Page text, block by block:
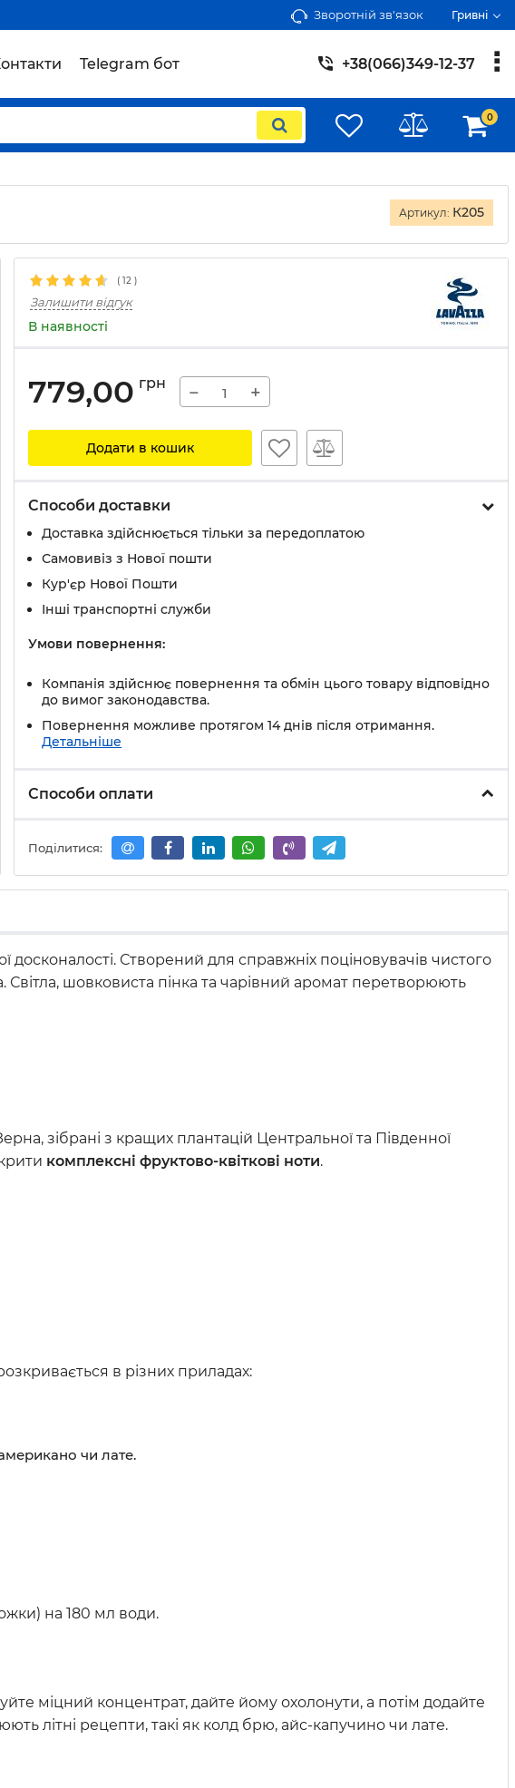
Зворотній зв'язок Гривні
Telegram бот +38(066)349-12-37
0
Артикул: К205
( 12 )
Залишити відгук
В наявності
779,00 грн − +
Додати в кошик
Способи доставки
Доставка здійснюється тільки за передоплатою
Самовивіз з Нової пошти
Кур'єр Нової Пошти
Інші транспортні служби
Умови повернення:
Компанія здійснює повернення та обмін цього товару відповідно
до вимог законодавства.
Повернення можливе протягом 14 днів після отримання.
Детальніше
Способи оплати
Поділитися:
Створений для справжніх поціновувачів чистого
шовковиста пінка та чарівний аромат перетворюють
зібрані з кращих плантацій Центральної та Південної
комплексні фруктово-квіткові ноти.
в різних приладах:
чи лате.
на 180 мл води.
міцний концентрат, дайте йому охолонути, а потім додайте
літні рецепти, такі як колд брю, айс-капучино чи лате.